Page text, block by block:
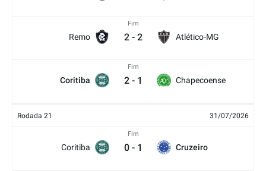
Remo
Fim
2 - 2 Atlético-MG
Coritiba
Fim
2 - 1 Chapecoense
Rodada 21 31/07/2026
Coritiba
Fim
0 - 1 Cruzeiro